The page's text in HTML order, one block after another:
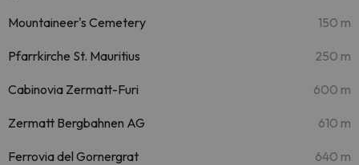
Mountaineer's Cemetery 150 m
Pfarrkirche St. Mauritius 250 m
Cabinovia Zermatt-Furi 600 m
Zermatt Bergbahnen AG 610 m
Ferrovia del Gornergrat 640 m